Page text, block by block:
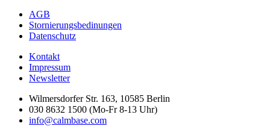
AGB
Stornierungsbedinungen
Datenschutz
Kontakt
Impressum
Newsletter
Wilmersdorfer Str. 163, 10585 Berlin
030 8632 1500 (Mo-Fr 8-13 Uhr)
info@calmbase.com